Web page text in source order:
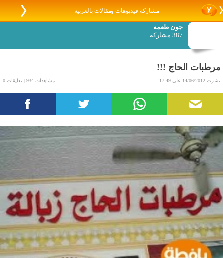
مشاركة فيديوهات ومقالات بالعربية
جون طعمه
387 مشاركة
مرطبات الحاج !!!
نشرت 14/06/2012 على 17:49 مشاهدات 934 | تعليقات 0